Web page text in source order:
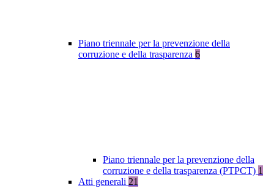
Piano triennale per la prevenzione della
corruzione e della trasparenza 6
Piano triennale per la prevenzione della
corruzione e della trasparenza (PTPCT) 1
Atti generali 21